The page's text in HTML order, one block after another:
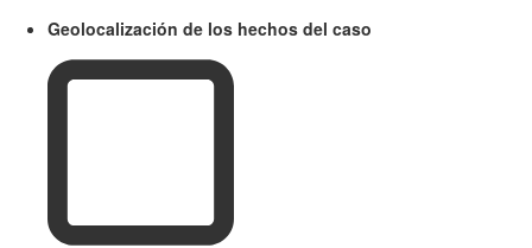
Geolocalización de los hechos del caso